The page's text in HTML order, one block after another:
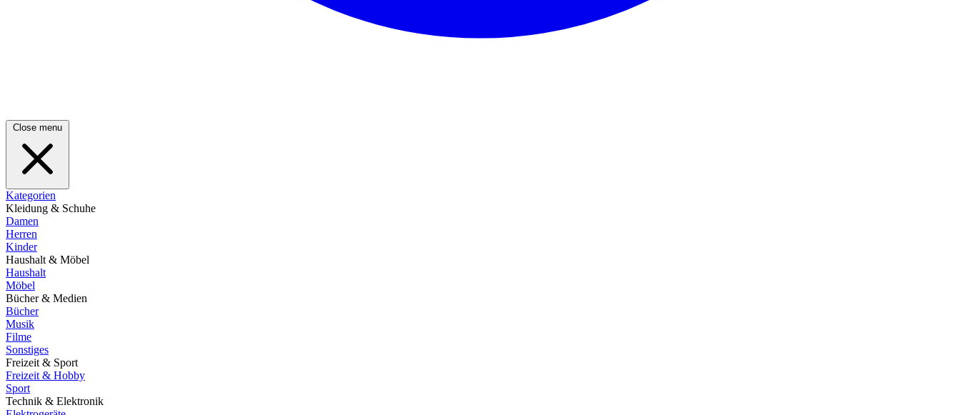
Close menu
Kategorien
Kleidung & Schuhe
Damen
Herren
Kinder
Haushalt & Möbel
Haushalt
Möbel
Bücher & Medien
Bücher
Musik
Filme
Sonstiges
Freizeit & Sport
Freizeit & Hobby
Sport
Technik & Elektronik